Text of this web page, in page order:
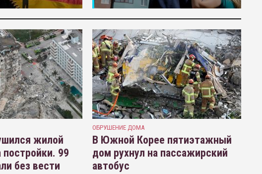
жилой
99
без вести
ОБРУШЕНИЕ ДОМА
В Южной Корее пятиэтажный
дом рухнул на пассажирский
автобус